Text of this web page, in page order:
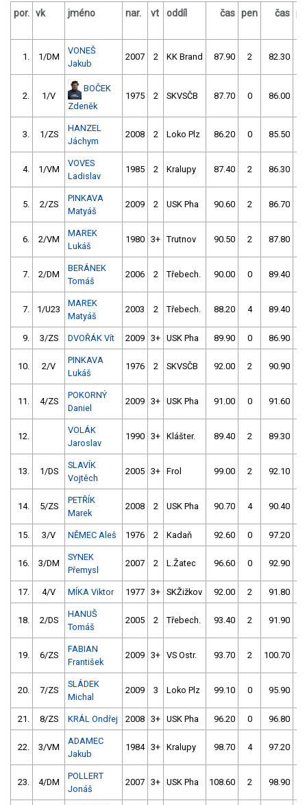
por. vk jméno nar. vt oddíl čas pen čas
1. 1/DM
VONEŠ
Jakub
2007 2 KK Brand 87.90 2 82.30
2. 1/V
BOČEK
Zdeněk
1975 2 SKVSČB 87.70 0 86.00
3. 1/ZS
HANZEL
Jáchym
2008 2 Loko Plz 86.20 0 85.50
4. 1/VM
VOVES
Ladislav
1985 2 Kralupy 87.40 2 86.30
5. 2/ZS
PINKAVA
Matyáš
2009 2 USK Pha 90.60 2 86.70
6. 2/VM
MAREK
Lukáš
1980 3+ Trutnov 90.50 2 87.80
7. 2/DM
BERÁNEK
Tomáš
2006 2 Třebech. 90.00 0 89.40
7. 1/U23
MAREK
Matyáš
2003 2 Třebech. 88.20 4 89.40
9. 3/ZS DVOŘÁK Vít 2009 3+ USK Pha 89.90 0 86.90
10. 2/V
PINKAVA
Lukáš
1976 2 SKVSČB 92.00 2 90.90
11. 4/ZS
POKORNÝ
Daniel
2009 3+ USK Pha 91.00 0 91.60
12.
VOLÁK
Jaroslav
1990 3+ Klášter. 89.40 2 89.30
13. 1/DS
SLAVÍK
Vojtěch
2005 3+ Frol 99.00 2 92.10
14. 5/ZS
PETŘÍK
Marek
2008 2 USK Pha 90.70 4 90.40
15. 3/V NĚMEC Aleš 1976 2 Kadaň 92.60 0 97.20
16. 3/DM
SYNEK
Přemysl
2007 2 L.Žatec 96.60 0 92.90
17. 4/V MÍKA Viktor 1977 3+ SKŽižkov 92.00 2 91.80
18. 2/DS
HANUŠ
Tomáš
2005 2 Třebech. 93.40 2 91.90
19. 6/ZS
FABIAN
František
2009 3+ VS Ostr. 93.70 2 100.70
20. 7/ZS
SLÁDEK
Michal
2009 3 Loko Plz 99.10 0 95.90
21. 8/ZS KRÁL Ondřej 2008 3+ USK Pha 96.20 0 96.80
22. 3/VM
ADAMEC
Jakub
1984 3+ Kralupy 98.70 4 97.20
23. 4/DM
POLLERT
Jonáš
2007 3+ USK Pha 108.60 2 98.90